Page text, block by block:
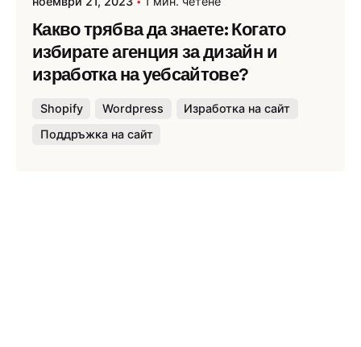
Какво трябва да знаете: Когато
избирате агенция за дизайн и
изработка на уебсайтове?
Shopify Wordpress
Изработка на сайт
Поддръжка на сайт